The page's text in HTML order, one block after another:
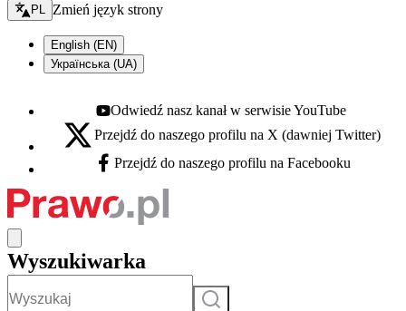
Zmień język - bieżący:
PL Zmień język strony
English (EN)
Українська (UA)
Youtube - otwiera się w nowej karcie
Odwiedź nasz kanał w serwisie YouTube
X - otwiera się w nowej karcie
Przejdź do naszego profilu na X (dawniej Twitter)
Facebook - otwiera się w nowej karcie
Przejdź do naszego profilu na Facebooku
Wyszukiwarka
Szukaj